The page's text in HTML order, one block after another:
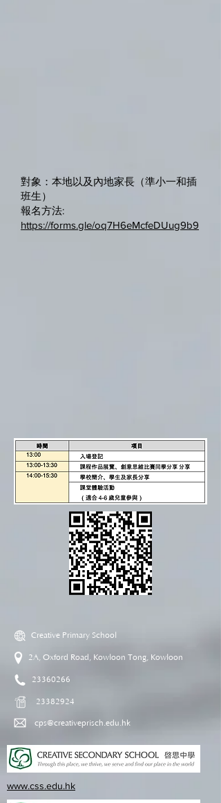
對象：本地以及內地家長（準小一和插
班生）
報名方法:
https://forms.gle/oq7H6eMcfeDUug9b9
Creative Primary School
2A, Oxford Road, Kowloon Tong, Kowloon
23360266
23382924
cps@creativeprisch.edu.hk
www.css.edu.hk